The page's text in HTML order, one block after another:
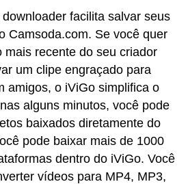
facilita salvar seus
Camsoda.com. Se você quer
mais recente do seu criador
um clipe engraçado para
amigos, o iViGo simplifica o
alguns minutos, você pode
baixados diretamente do
pode baixar mais de 1000
dentro do iViGo. Você
vídeos para MP4, MP3,